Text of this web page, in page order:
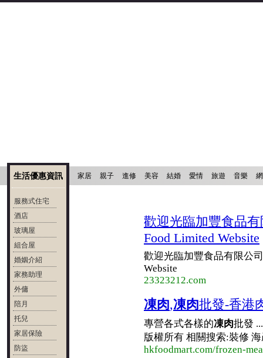
家居 親子 進修 美容 結婚 愛情 旅遊 音樂
生活優惠資訊
服務式住宅
酒店
玻璃屋
組合屋
婚姻介紹
家務助理
外傭
陪月
托兒
家居保險
防盜
歡迎光臨加豐食品有
Food Limited Website
歡迎光臨加豐食品有限公
Website
23323212.com
凍肉,凍肉批發-香港
專營各式各樣的凍肉批發
版權所有 相關搜索:裝修
hkfoodmart.com/frozen-